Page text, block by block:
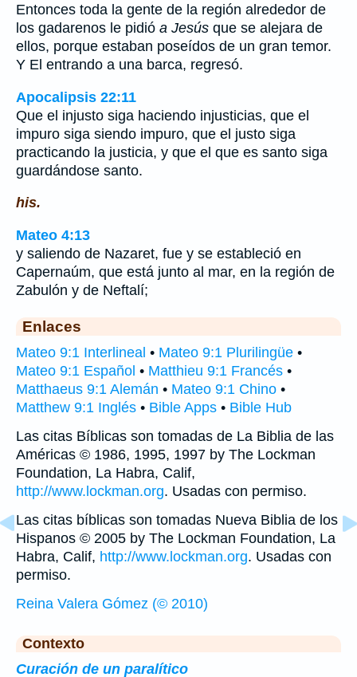
Entonces toda la gente de la región alrededor de
los gadarenos le pidió a Jesús que se alejara de
ellos, porque estaban poseídos de un gran temor.
Y El entrando a una barca, regresó.
Apocalipsis 22:11
Que el injusto siga haciendo injusticias, que el
impuro siga siendo impuro, que el justo siga
practicando la justicia, y que el que es santo siga
guardándose santo.
his.
Mateo 4:13
y saliendo de Nazaret, fue y se estableció en
Capernaúm, que está junto al mar, en la región de
Zabulón y de Neftalí;
Enlaces
Mateo 9:1 Interlineal • Mateo 9:1 Plurilingüe •
Mateo 9:1 Español • Matthieu 9:1 Francés •
Matthaeus 9:1 Alemán • Mateo 9:1 Chino •
Matthew 9:1 Inglés • Bible Apps • Bible Hub
Las citas Bíblicas son tomadas de La Biblia de las
Américas © 1986, 1995, 1997 by The Lockman
Foundation, La Habra, Calif,
http://www.lockman.org. Usadas con permiso.
Las citas bíblicas son tomadas Nueva Biblia de los
Hispanos © 2005 by The Lockman Foundation, La
Habra, Calif, http://www.lockman.org. Usadas con
permiso.
Reina Valera Gómez (© 2010)
Contexto
Curación de un paralítico